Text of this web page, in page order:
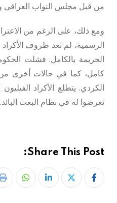
من قبل مجلس النواب العراقي
ومع ذلك، على الرغم من
الرسمية، لم تعد ظروف
الجريمة بالكامل. فشلت
كامل، كما في حالات أخرى من
الكردي. يتطلع الأكراد
تعرضوا له في نظام البعث البائد.
Share This Post: